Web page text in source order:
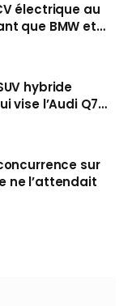
électrique au
que BMW et
hybride
vise l’Audi Q7
sur
ne l’attendait